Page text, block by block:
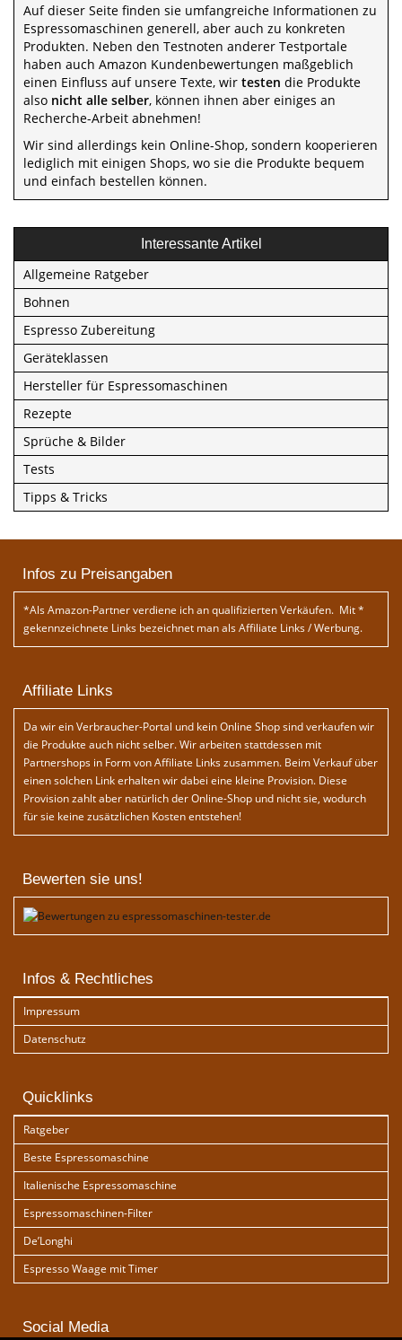
Auf dieser Seite finden sie umfangreiche Informationen zu
Espressomaschinen generell, aber auch zu konkreten
Produkten. Neben den Testnoten anderer Testportale
haben auch Amazon Kundenbewertungen maßgeblich
einen Einfluss auf unsere Texte, wir testen die Produkte
also nicht alle selber, können ihnen aber einiges an
Recherche-Arbeit abnehmen!
Wir sind allerdings kein Online-Shop, sondern kooperieren
lediglich mit einigen Shops, wo sie die Produkte bequem
und einfach bestellen können.
Interessante Artikel
Allgemeine Ratgeber
Bohnen
Espresso Zubereitung
Geräteklassen
Hersteller für Espressomaschinen
Rezepte
Sprüche & Bilder
Tests
Tipps & Tricks
Infos zu Preisangaben
*Als Amazon-Partner verdiene ich an qualifizierten Verkäufen. Mit *
gekennzeichnete Links bezeichnet man als Affiliate Links / Werbung.
Affiliate Links
Da wir ein Verbraucher-Portal und kein Online Shop sind verkaufen wir
die Produkte auch nicht selber. Wir arbeiten stattdessen mit
Partnershops in Form von Affiliate Links zusammen. Beim Verkauf über
einen solchen Link erhalten wir dabei eine kleine Provision. Diese
Provision zahlt aber natürlich der Online-Shop und nicht sie, wodurch
für sie keine zusätzlichen Kosten entstehen!
Bewerten sie uns!
Infos & Rechtliches
Impressum
Datenschutz
Quicklinks
Ratgeber
Beste Espressomaschine
Italienische Espressomaschine
Espressomaschinen-Filter
De’Longhi
Espresso Waage mit Timer
Social Media